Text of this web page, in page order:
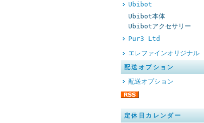
Ubibot
Ubibot本体
Ubibotアクセサリー
Pur3 Ltd
エレファインオリジナル
配送オプション
配送オプション
定休日カレンダー